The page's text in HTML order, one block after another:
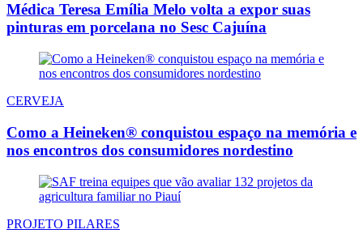
Médica Teresa Emília Melo volta a expor suas
pinturas em porcelana no Sesc Cajuína
CERVEJA
Como a Heineken® conquistou espaço na memória e
nos encontros dos consumidores nordestino
PROJETO PILARES